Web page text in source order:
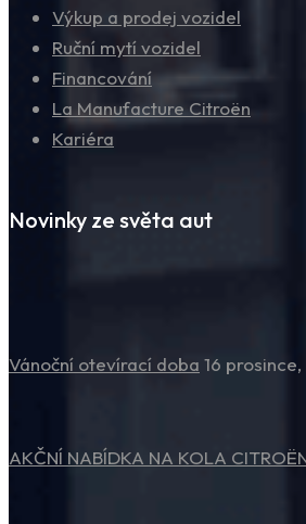
Výkup a prodej vozidel
Ruční mytí vozidel
Financování
La Manufacture Citroën
Kariéra
Novinky ze světa aut
Vánoční otevírací doba 16
AKČNÍ NABÍDKA NA KOLA